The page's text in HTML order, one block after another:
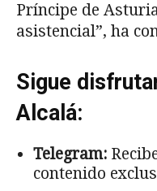
Príncipe de
asistencial”, ha
Sigue
Alcalá:
Telegram:
contenido